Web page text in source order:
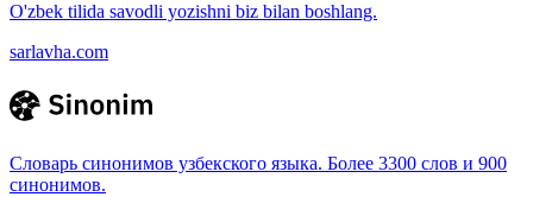
O'zbek tilida savodli yozishni biz bilan boshlang.
sarlavha.com
Словарь синонимов узбекского языка. Более 3300 слов и 900
синонимов.